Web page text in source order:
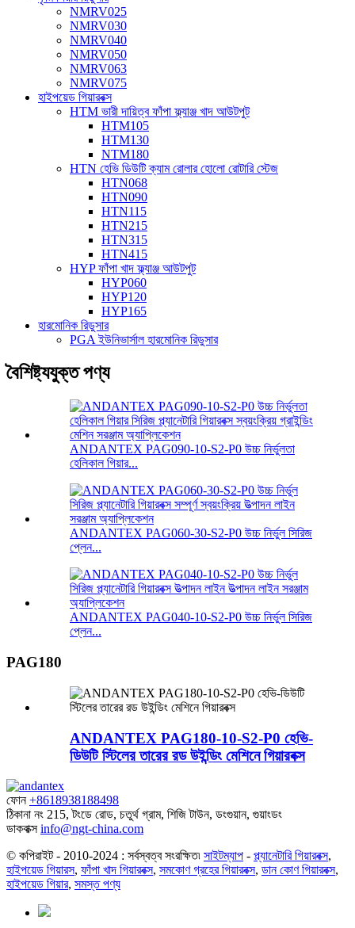
NMRV025
NMRV030
NMRV040
NMRV050
NMRV063
NMRV075
হাইপয়েড গিয়ারবক্স
HTM ভারী দায়িত্ব ফাঁপা ফ্ল্যাঞ্জ খাদ আউটপুট
HTM105
HTM130
NTM180
HTN হেভি ডিউটি ​​ক্যাম রোলার হোলো রোটারি স্টেজ
HTN068
HTN090
HTN115
HTN215
HTN315
HTN415
HYP ফাঁপা খাদ ফ্ল্যাঞ্জ আউটপুট
HYP060
HYP120
HYP165
হারমোনিক রিডুসার
PGA ইউনিভার্সাল হারমোনিক রিডুসার
বৈশিষ্ট্যযুক্ত পণ্য
ANDANTEX PAG090-10-S2-P0 উচ্চ নির্ভুলতা
হেলিকাল গিয়ার...
ANDANTEX PAG060-30-S2-P0 উচ্চ নির্ভুল সিরিজ
প্লেন...
ANDANTEX PAG040-10-S2-P0 উচ্চ নির্ভুল সিরিজ
প্লেন...
PAG180
ANDANTEX PAG180-10-S2-P0 হেভি-
ডিউটি ​​স্টিলের তারের রড উইন্ডিং মেশিনে গিয়ারবক্স
ফোন +8618938188498
ঠিকানা নং 215, টংডে রোড, চতুর্থ গ্রাম, শিজি টাউন, ডংগুয়ান, গুয়াংডং
ডাকবাক্স info@ngt-china.com
© কপিরাইট - 2010-2024 : সর্বস্বত্ব সংরক্ষিত৷ সাইটম্যাপ - প্ল্যানেটারি গিয়ারবক্স,
হাইপয়েড গিয়ারস, ফাঁপা খাদ গিয়ারবক্স, সমকোণ গ্রহের গিয়ারবক্স, ডান কোণ গিয়ারবক্স,
হাইপয়েড গিয়ার, সমস্ত পণ্য